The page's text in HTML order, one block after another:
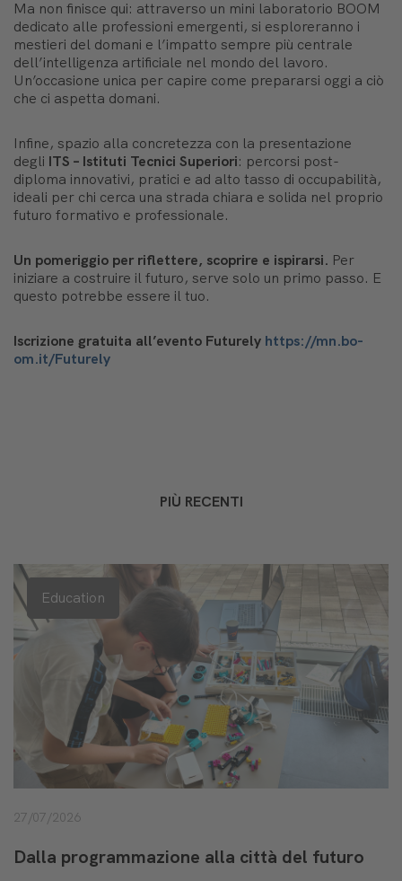
Ma non finisce qui: attraverso un mini laboratorio BOOM
dedicato alle professioni emergenti, si esploreranno i
mestieri del domani e l’impatto sempre più centrale
dell’intelligenza artificiale nel mondo del lavoro.
Un’occasione unica per capire come prepararsi oggi a ciò
che ci aspetta domani.
Infine, spazio alla concretezza con la presentazione
degli ITS – Istituti Tecnici Superiori: percorsi post-
diploma innovativi, pratici e ad alto tasso di occupabilità,
ideali per chi cerca una strada chiara e solida nel proprio
futuro formativo e professionale.
Un pomeriggio per riflettere, scoprire e ispirarsi. Per
iniziare a costruire il futuro, serve solo un primo passo. E
questo potrebbe essere il tuo.
Iscrizione gratuita all’evento Futurely https://mn.bo-
om.it/Futurely
PIÙ RECENTI
Education
27/07/2026
Dalla programmazione alla città del futuro